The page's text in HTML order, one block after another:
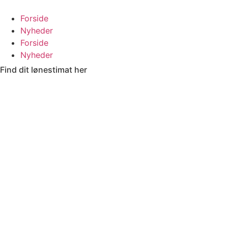
indhold
Forside
Nyheder
Forside
Nyheder
Find dit lønestimat her